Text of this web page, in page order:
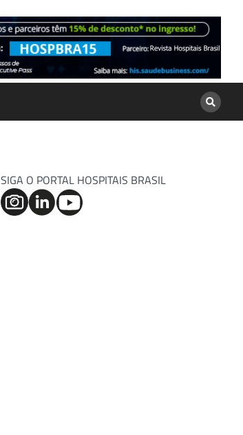
SIGA O PORTAL HOSPITAIS BRASIL